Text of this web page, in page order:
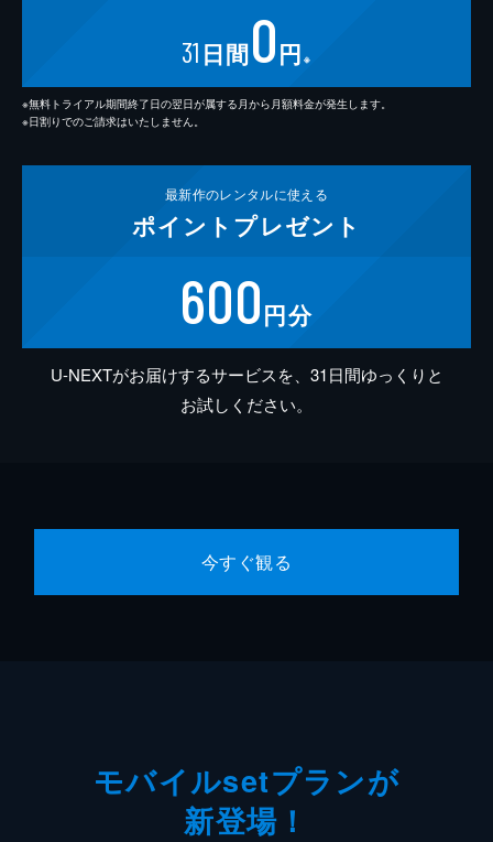
31 日間0円 ※
※無料トライアル期間終了日の翌日が属する月から月額料金が発生します。
※日割りでのご請求はいたしません。
最新作のレンタルに使える
ポイント プレゼント
600円分
U-NEXTがお届けするサービスを、31日間ゆっくりと
お試しください。
今すぐ観る
モバイルsetプランが
新登場！